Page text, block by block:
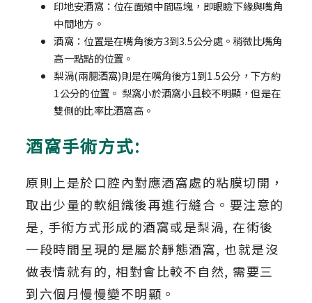
印地安酒窩：位在面頰中間區塊，即眼瞼下緣與嘴角
中間地方。
酒窩：位置是在嘴角後方3到3.5公分處。稍微比嘴角
高一點點的位置。
梨渦(兩腮酒窩)則是在嘴角後方1到1.5公分，下方約
1公分的位置。 梨窩小於酒窩小且較不明顯，但是在
雙側的比率比酒窩高。
酒窩手術方式:
原則上是於口腔內對應酒窩處的粘膜切開，
取出少量的軟組織後再進行縫合。要注意的
是, 手術方式形成的酒窩或是梨渦, 在術後
一段時間呈現的是屬於靜態酒窩, 也就是沒
做表情就有的, 相對會比較不自然, 需要三
到六個月慢慢變不明顯。